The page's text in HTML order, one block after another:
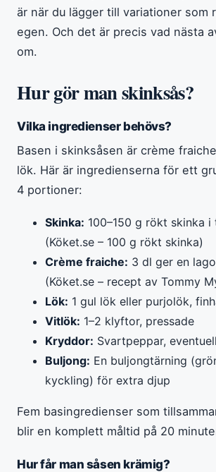
är när du lägger till variationer som
egen. Och det är precis vad nästa
om.
Hur gör man skinksås?
Vilka ingredienser behövs?
Basen i skinksåsen är crème
lök. Här är ingredienserna för ett
4 portioner:
Skinka: 100–150 g rökt skinka i
(Köket.se – 100 g rökt skinka)
Crème fraiche: 3 dl ger en
(Köket.se – recept av Tommy
Lök: 1 gul lök eller purjolök,
Vitlök: 1–2 klyftor, pressade
Kryddor: Svartpeppar,
Buljong: En buljongtärning
kyckling) för extra djup
Fem basingredienser som
blir en komplett måltid på 20
Hur får man såsen krämig?